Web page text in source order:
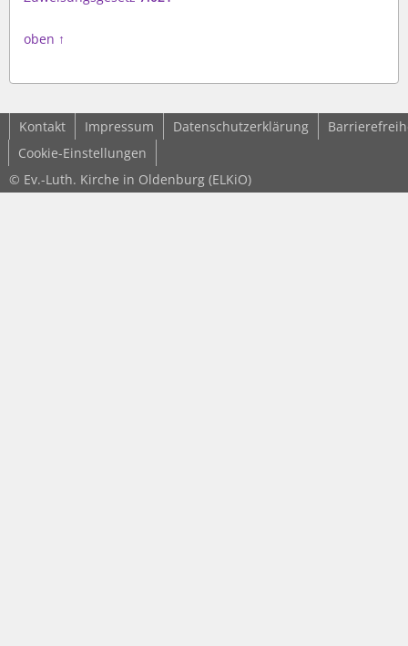
oben ↑
Kontakt Impressum Datenschutzerklärung
Cookie-Einstellungen
© Ev.-Luth. Kirche in Oldenburg (ELKiO)